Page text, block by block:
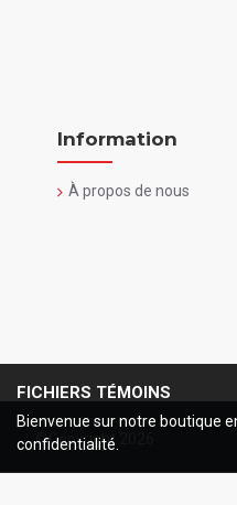
Information
À propos de nous
©Copyright
FICHIERS TÉMOINS
Bienvenue sur notre boutique
confidentialité.